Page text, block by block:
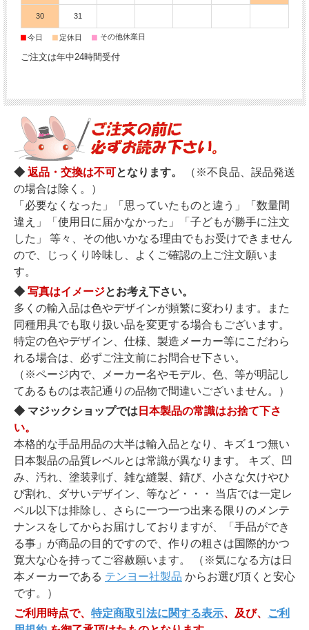
30 31
■今日 ■ 定休日 ■ その他休業日
ご注文は年中24時間受付
◆ 返品・交換は不可となります。
（※不良品、誤品発送
の場合は除く。）
「必要なくなった」「思っていたものと違う」「数量間
違え」「使用日に届かなかった」「子どもが勝手に注文
した」 等々、その他いかなる理由でもお受けできません
ので、じっくり吟味し、よくご確認の上ご注文願いま
す。
◆ 写真はイメージとお考え下さい。
多くの輸入品は色やデザインが頻繁に変わります。また
同種用具でも取り扱い品を変更する場合もございます。
特定の色やデザイン、仕様、製造メーカー等にこだわら
れる場合は、必ずご注文前にお問合せ下さい。
（※ページ内で、メーカー名やモデル、色、等が明記し
てあるものは表記通りの品物で間違いございません。）
◆ マジックショップでは 日本製品の常識はお捨て下さ
い。
本格的な手品用品の大半は輸入品となり、キズ１つ無い
日本製品の品質レベルとは常識が異なります。 キズ、凹
み、汚れ、塗装剥げ、雑な縫製、錆び、小さな欠けやひ
び割れ、ダサいデザイン、等など・・・ 当店では一定レ
ベル以下は排除し、さらに一つ一つ出来る限りのメンテ
ナンスをしてからお届けしておりますが、「手品ができ
る事」が商品の目的ですので、作りの粗さは国際的かつ
寛大な心を持ってご容赦願います。 （※気になる方は日
本メーカーである テンヨー社製品 からお選び頂くと安心
です。）
ご利用時点で、 特定商取引法に関する表示、及び、
ご利